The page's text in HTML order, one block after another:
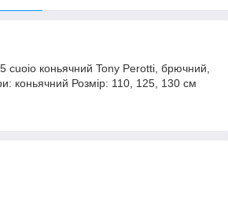
cuoio коньячний Tony Perotti, брючний,
коньячний Розмір: 110, 125, 130 см